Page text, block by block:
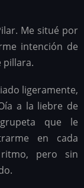
Me situé por
intención de
pillara.
ligeramente,
a la liebre de
que le
en cada
pero sin